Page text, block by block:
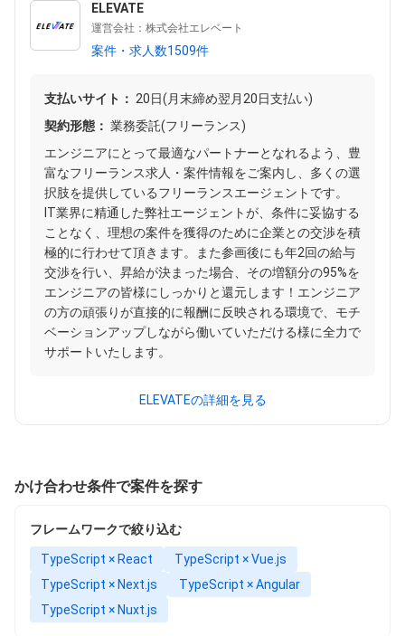
ELEVATE
運営会社：株式会社エレベート
案件・求人数1509件
支払いサイト： 20日(月末締め翌月20日支払い)
契約形態： 業務委託(フリーランス)
エンジニアにとって最適なパートナーとなれるよう、豊
富なフリーランス求人・案件情報をご案内し、多くの選
択肢を提供しているフリーランスエージェントです。
IT業界に精通した弊社エージェントが、条件に妥協する
ことなく、理想の案件を獲得のために企業との交渉を積
極的に行わせて頂きます。また参画後にも年2回の給与
交渉を行い、昇給が決まった場合、その増額分の95%を
エンジニアの皆様にしっかりと還元します！エンジニア
の方の頑張りが直接的に報酬に反映される環境で、モチ
ベーションアップしながら働いていただける様に全力で
サポートいたします。
ELEVATEの詳細を見る
かけ合わせ条件で案件を探す
フレームワークで絞り込む
TypeScript × React
TypeScript × Vue.js
TypeScript × Next.js
TypeScript × Angular
TypeScript × Nuxt.js